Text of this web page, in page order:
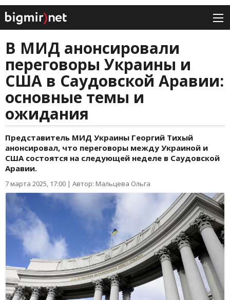
В МИД анонсировали
переговоры Украины и
США в Саудовской Аравии:
основные темы и
ожидания
Представитель МИД Украины Георгий Тихый
анонсировал, что переговоры между Украиной и
США состоятся на следующей неделе в Саудовской
Аравии.
7 марта 2025, 17:00 | Автор: Мальцева Ольга